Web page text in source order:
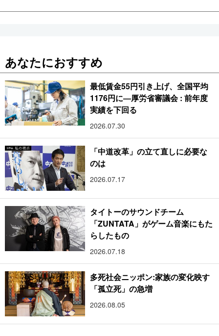
あなたにおすすめ
最低賃金55円引き上げ、全国平均
1176円に―厚労省審議会 : 前年度
実績を下回る
2026.07.30
「中道改革」の立て直しに必要な
のは
2026.07.17
タイトーのサウンドチーム
「ZUNTATA」がゲーム音楽にもた
らしたもの
2026.07.18
多死社会ニッポン:家族の変化映す
「孤立死」の急増
2026.08.05